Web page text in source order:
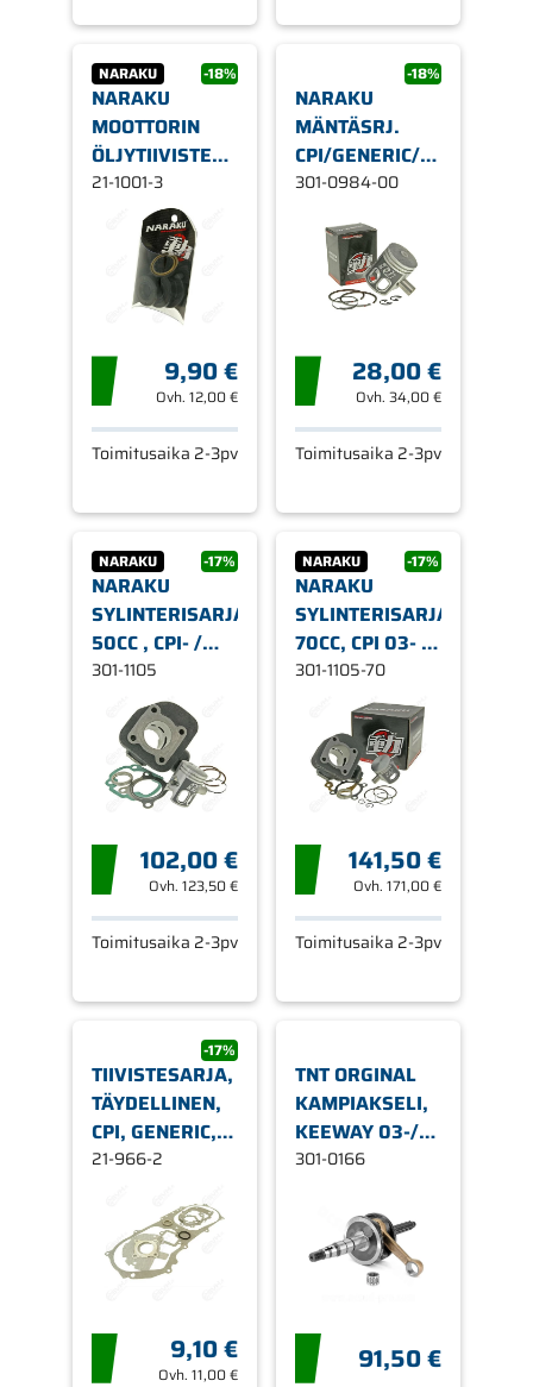
NARAKU -18%
NARAKU
MOOTTORIN
ÖLJYTIIVISTESARJA,
CPI 03- 2-T /
KEEWAY 2-T
21-1001-3
9,90 €
Ovh. 12,00 €
Toimitusaika 2-3pv
-18%
NARAKU
MÄNTÄSRJ.
CPI/GENERIC/KEEWAY
40,0
301-0984-00
28,00 €
Ovh.34,00 €
Toimitusaika 2-3pv
NARAKU -17%
NARAKU
SYLINTERISARJA,
50CC , CPI- /
KEEWAY-
SKOOTTERIT
50CC 2-T
301-1105
102,00 €
Ovh. 123,50 €
Toimitusaika 2-3pv
NARAKU -17%
NARAKU
SYLINTERISARJA,
70CC, CPI 03- 2-
T / KEEWAY 2-T
301-1105-70
141,50 €
Ovh.171,00 €
Toimitusaika 2-3pv
-17%
TIIVISTESARJA,
TÄYDELLINEN,
CPI, GENERIC,
KEEWAY
21-966-2
9,10 €
Ovh. 11,00 €
TNT ORGINAL
KAMPIAKSELI,
KEEWAY 03-/
CPI 03-
301-0166
91,50 €